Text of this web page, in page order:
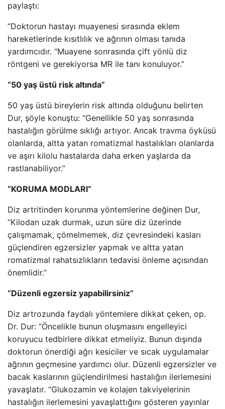
paylaştı:
“Doktorun hastayı muayenesi sırasında eklem
hareketlerinde kısıtlılık ve ağrının olması tanıda
yardımcıdır. “Muayene sonrasında çift yönlü diz
röntgeni ve gerekiyorsa MR ile tanı konuluyor.”
“50 yaş üstü risk altında”
50 yaş üstü bireylerin risk altında olduğunu belirten
Dur, şöyle konuştu: “Genellikle 50 yaş sonrasında
hastalığın görülme sıklığı artıyor. Ancak travma öyküsü
olanlarda, altta yatan romatizmal hastalıkları olanlarda
ve aşırı kilolu hastalarda daha erken yaşlarda da
rastlanabiliyor.”
“KORUMA MODLARI”
Diz artritinden korunma yöntemlerine değinen Dur,
“Kilodan uzak durmak, uzun süre diz üzerinde
çalışmamak, çömelmemek, diz çevresindeki kasları
güçlendiren egzersizler yapmak ve altta yatan
romatizmal rahatsızlıkların tedavisi önleme açısından
önemlidir.”
“Düzenli egzersiz yapabilirsiniz”
Diz artrozunda faydalı yöntemlere dikkat çeken, op.
Dr. Dur: “Öncelikle bunun oluşmasını engelleyici
koruyucu tedbirlere dikkat etmeliyiz. Bunun dışında
doktorun önerdiği ağrı kesiciler ve sıcak uygulamalar
ağrının geçmesine yardımcı olur. Düzenli egzersizler ve
bacak kaslarının güçlendirilmesi hastalığın ilerlemesini
yavaşlatır. “Glukozamin ve kolajen takviyelerinin
hastalığın ilerlemesini yavaşlattığını gösteren yayınlar